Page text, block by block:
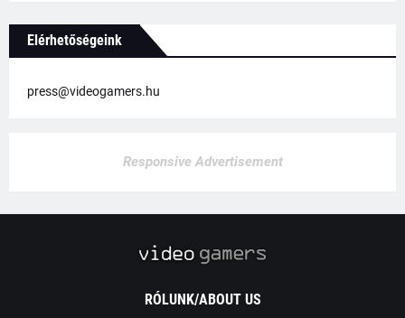
Elérhetőségeink
press@videogamers.hu
Responsive Advertisement
RÓLUNK/ABOUT US